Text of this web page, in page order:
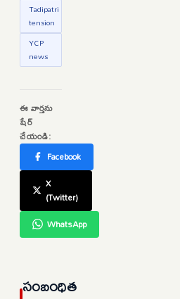
Tadipatri
tension
YCP
news
ఈ వార్తను
షేర్
చేయండి:
Facebook
X
(Twitter)
WhatsApp
సంబంధిత